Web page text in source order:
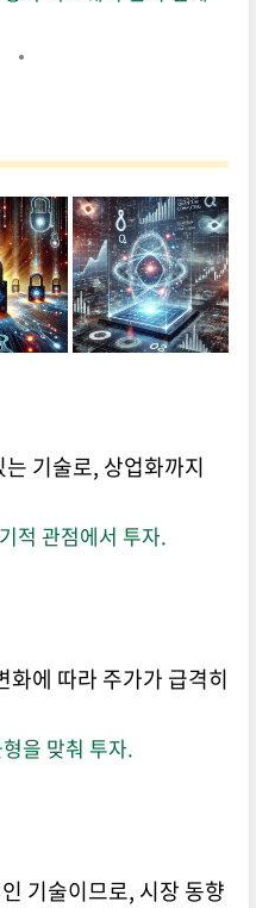
기술로, 상업화까지
적 관점에서 투자.
화에 따라 주가가 급격히
을 맞춰 투자.
기술이므로, 시장 동향